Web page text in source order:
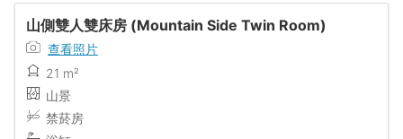
山側雙人雙床房 (Mountain Side Twin Room)
查看照片
21 m²
山景
禁菸房